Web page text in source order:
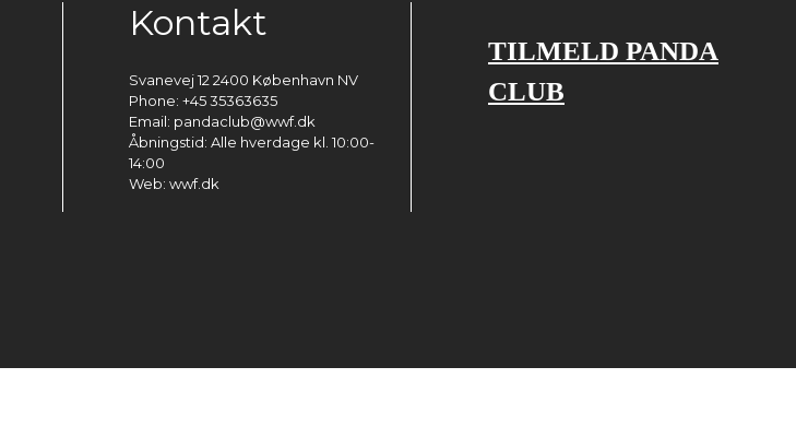
Kontakt
Svanevej 12 2400 København NV
Phone: +45 35363635
Email: pandaclub@wwf.dk
Åbningstid: Alle hverdage kl. 10:00-
14:00
Web: wwf.dk
TILMELD PANDA
CLUB